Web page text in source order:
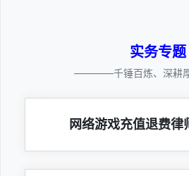
实务专题
————千锤百炼、深
网络游戏充值退费律